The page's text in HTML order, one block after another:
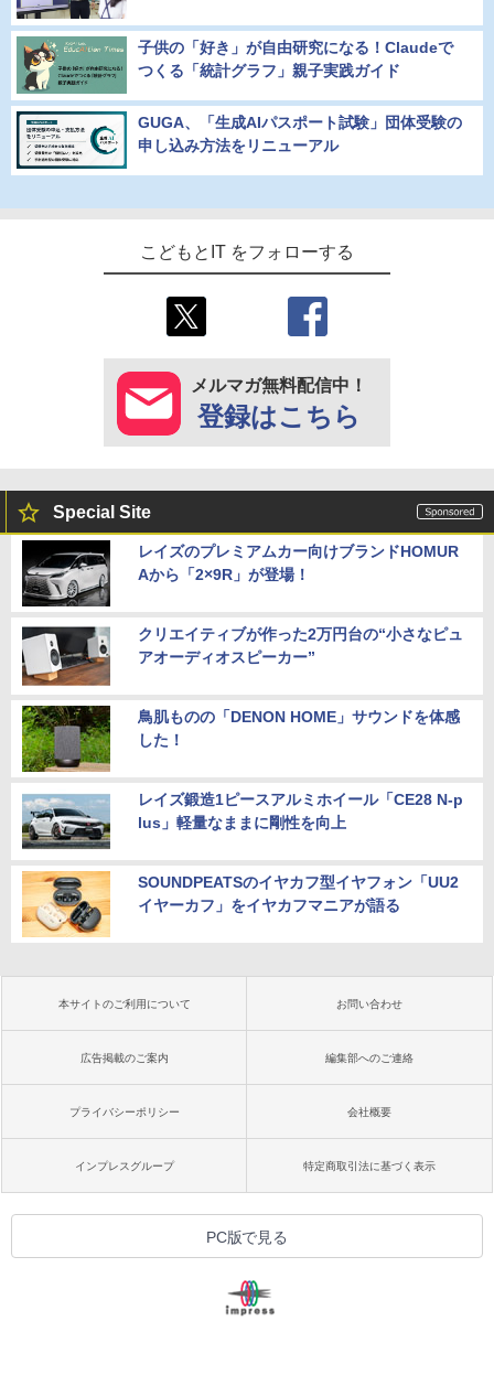
子供の「好き」が自由研究になる！Claudeで
つくる「統計グラフ」親子実践ガイド
GUGA、「生成AIパスポート試験」団体受験の
申し込み方法をリニューアル
こどもとIT をフォローする
メルマガ無料配信中！
登録はこちら
Special Site
レイズのプレミアムカー向けブランドHOMUR
Aから「2×9R」が登場！
クリエイティブが作った2万円台の“小さなピュ
アオーディオスピーカー”
鳥肌ものの「DENON HOME」サウンドを体感
した！
レイズ鍛造1ピースアルミホイール「CE28 N-p
lus」軽量なままに剛性を向上
SOUNDPEATSのイヤカフ型イヤフォン「UU2
イヤーカフ」をイヤカフマニアが語る
本サイトのご利用について お問い合わせ
広告掲載のご案内 編集部へのご連絡
プライバシーポリシー 会社概要
インプレスグループ 特定商取引法に基づく表示
PC版で見る